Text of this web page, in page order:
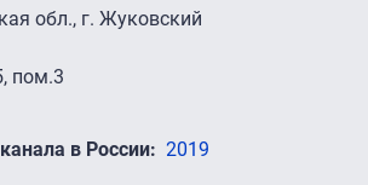
обл., г. Жуковский
пом.3
в России 2019